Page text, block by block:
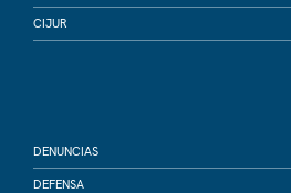
CIJUR
DENUNCIAS
DEFENSA